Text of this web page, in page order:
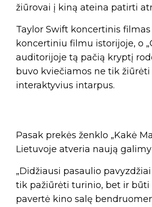
žiūrovai į kiną ateina patirti
Taylor Swift koncertinis
koncertiniu filmu istorijoje, o
auditorijoje tą pačią kryptį
buvo kviečiamos ne tik
interaktyvius intarpus.
Pasak prekės ženklo „Kakė
Lietuvoje atveria naują
„Didžiausi pasaulio
tik pažiūrėti turinio, bet ir būti
pavertė kino salę